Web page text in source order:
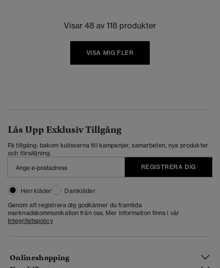
Visar 48 av 118 produkter
VISA MIG FLER
Lås Upp Exklusiv Tillgång
Få tillgång: bakom kulisserna till kampanjer, samarbeten, nya produkter
och försäljning.
REGISTRERA DIG
Herrkläder
Damkläder
Genom att registrera dig godkänner du framtida
marknadskommunikation från oss. Mer information finns i vår
Integritetspolicy
Onlineshopping